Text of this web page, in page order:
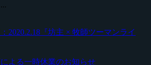
2020.2.18『坊主 × 牧師ツーマンライ
よる一時休業のお知らせ